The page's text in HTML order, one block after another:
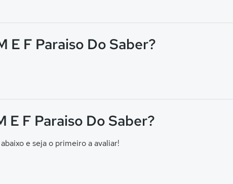
E F Paraiso Do Saber?
E F Paraiso Do Saber?
e seja o primeiro a avaliar!